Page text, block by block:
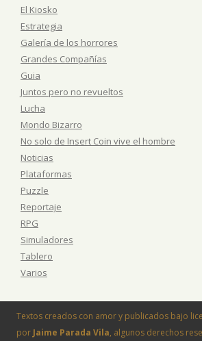
El Kiosko
Estrategia
Galería de los horrores
Grandes Compañías
Guia
Juntos pero no revueltos
Lucha
Mondo Bizarro
No solo de Insert Coin vive el hombre
Noticias
Plataformas
Puzzle
Reportaje
RPG
Simuladores
Tablero
Varios
Textos creados con amor y publicados bajo
por Jaime Parada Vila, algunos derechos